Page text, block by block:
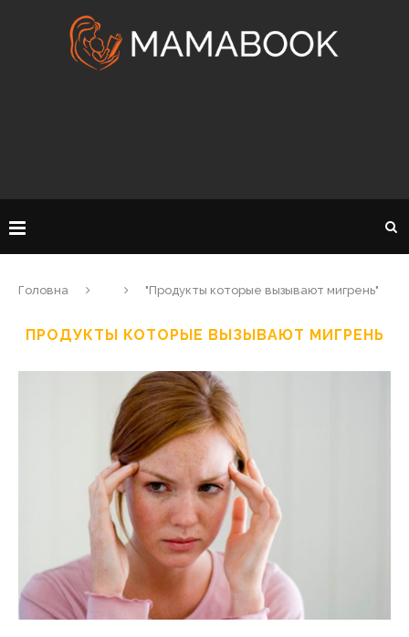
Головна "Продукты которые вызывают мигрень"
ПРОДУКТЫ КОТОРЫЕ ВЫЗЫВАЮТ МИГРЕНЬ